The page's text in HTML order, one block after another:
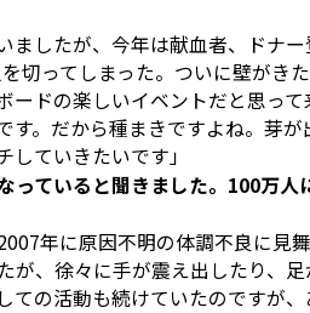
ましたが、今年は献血者、ドナ
切ってしまった。ついに壁がき
ドの楽しいイベントだと思っ
。だから種まきですよね。芽
ていきたいです」
っていると聞きました。100万
年に原因不明の体調不良に見
、徐々に手が震え出したり、
の活動も続けていたのですが